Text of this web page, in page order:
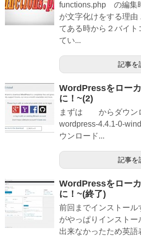
functions.php の編集
が文字化けをする理由
てある時から２バイト
てい...
記事を
WordPressをロー
に！~(2)
まずは からダウン
wordpress-4.4.1-0-
ウンロード...
記事を
WordPressをロー
に！~(終了)
前回までインストール
がやっぱりインストー
出来なかったため英